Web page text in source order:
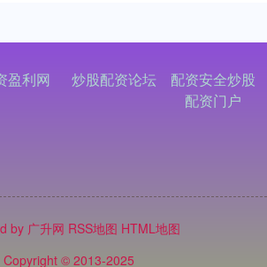
盈利网 炒股配资论坛
配资安全炒股
配资门户
by 广升网 RSS地图 HTML地图
Copyright © 2013-2025